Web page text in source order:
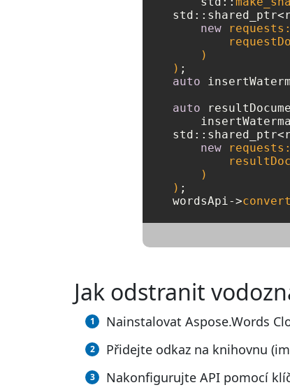
new
    )
)
auto
auto
new
    )
) ;
wordsApi->
Jak odstranit
Nainstalovat Aspose.Words
Přidejte odkaz na knihovnu
Nakonfigurujte API pomocí